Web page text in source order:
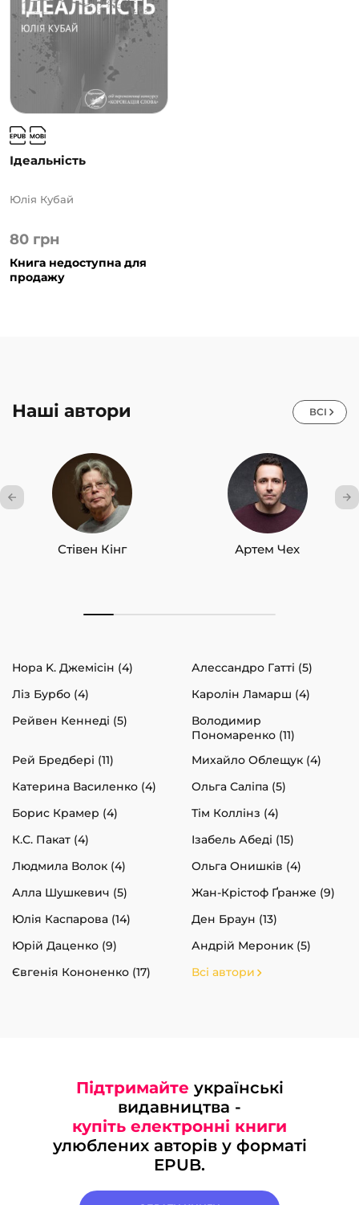
Ідеальність
80 грн
Юлія Кубай
Книга недоступна для
продажу
Наші автори ВСІ
Стівен Кінг Артем Чех
Нора K. Джемісін (4)
Алессандро Гатті (5)
Ліз Бурбо (4)
Каролін Ламарш (4)
Рейвен Кеннеді (5)
Володимир
Пономаренко (11)
Рей Бредбері (11)
Михайло Облещук (4)
Катерина Василенко (4)
Ольга Саліпа (5)
Борис Крамер (4)
Тім Коллінз (4)
К.С. Пакат (4)
Ізабель Абеді (15)
Людмила Волок (4)
Ольга Онишків (4)
Алла Шушкевич (5)
Жан-Крістоф Ґранже (9)
Юлія Каспарова (14)
Ден Браун (13)
Юрій Даценко (9)
Андрій Мероник (5)
Євгенія Кононенко (17)
Всі автори
Підтримайте українські
видавництва -
купіть електронні книги
улюблених авторів у форматі
EPUB.